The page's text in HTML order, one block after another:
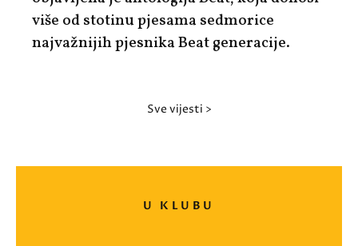
više od stotinu pjesama sedmorice
najvažnijih pjesnika Beat generacije.
sve vijesti >
U KLUBU